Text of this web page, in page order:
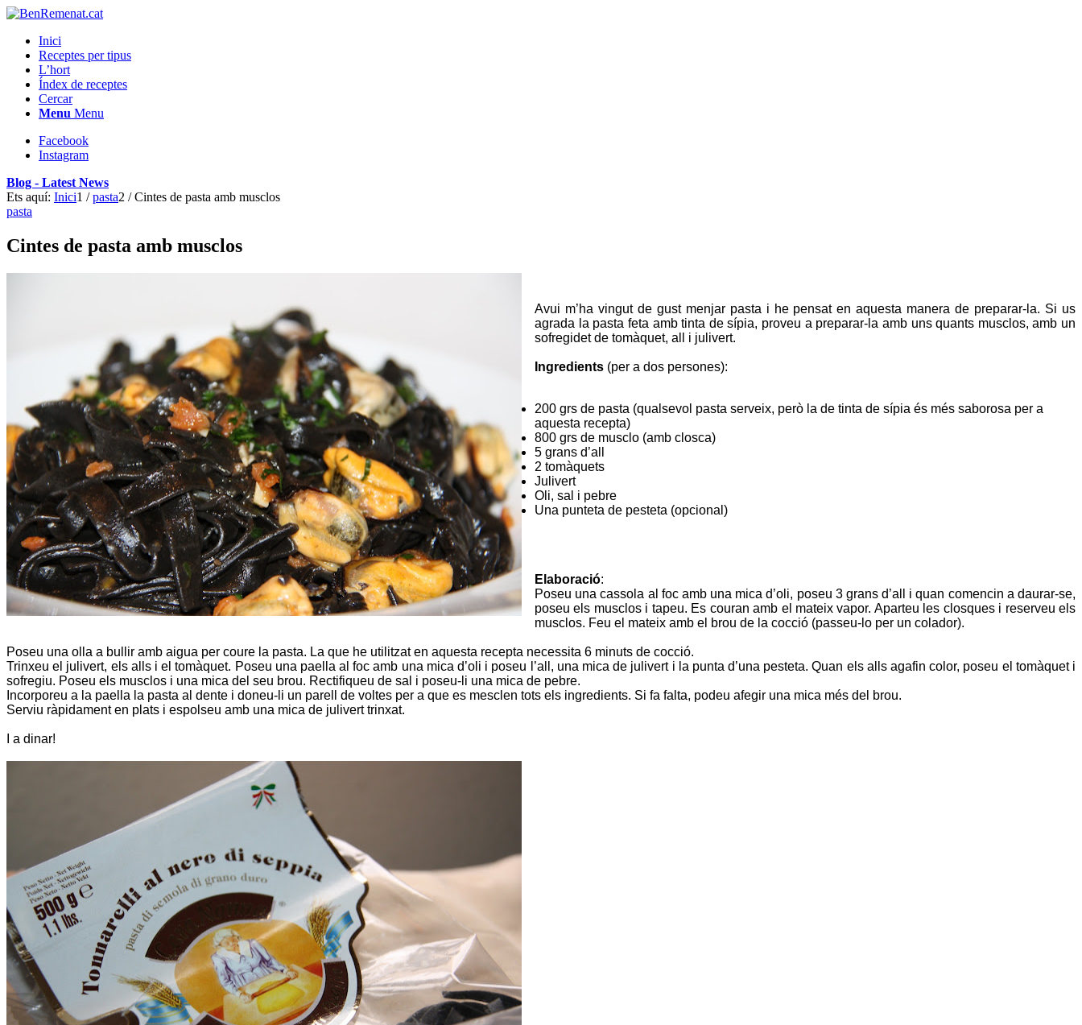
Inici
Receptes per tipus
L’hort
Índex de receptes
Cercar
Menu Menu
Facebook
Instagram
Blog - Latest News
Ets aquí: Inici1 / pasta2 / Cintes de pasta amb musclos
pasta
Cintes de pasta amb musclos
Avui m’ha vingut de gust menjar pasta i he pensat en aquesta manera de preparar-la. Si us
agrada la pasta feta amb tinta de sípia, proveu a preparar-la amb uns quants musclos, amb un
sofregidet de tomàquet, all i julivert.
Ingredients (per a dos persones):
200 grs de pasta (qualsevol pasta serveix, però la de tinta de sípia és més saborosa per a
aquesta recepta)
800 grs de musclo (amb closca)
5 grans d’all
2 tomàquets
Julivert
Oli, sal i pebre
Una punteta de pesteta (opcional)
Elaboració:
Poseu una cassola al foc amb una mica d’oli, poseu 3 grans d’all i quan comencin a daurar-se,
poseu els musclos i tapeu. Es couran amb el mateix vapor. Aparteu les closques i reserveu els
musclos. Feu el mateix amb el brou de la cocció (passeu-lo per un colador).
Poseu una olla a bullir amb aigua per coure la pasta. La que he utilitzat en aquesta recepta necessita 6 minuts de cocció.
Trinxeu el julivert, els alls i el tomàquet. Poseu una paella al foc amb una mica d’oli i poseu l’all, una mica de julivert i la punta d’una pesteta. Quan els alls agafin color, poseu el tomàquet i
sofregiu. Poseu els musclos i una mica del seu brou. Rectifiqueu de sal i poseu-li una mica de pebre.
Incorporeu a la paella la pasta al dente i doneu-li un parell de voltes per a que es mesclen tots els ingredients. Si fa falta, podeu afegir una mica més del brou.
Serviu ràpidament en plats i espolseu amb una mica de julivert trinxat.
I a dinar!